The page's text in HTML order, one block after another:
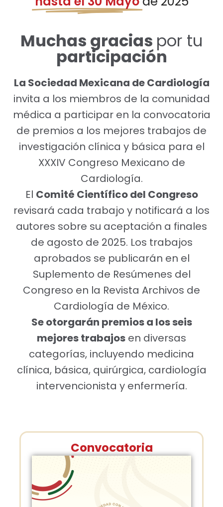
Muchas gracias por tu
participación
La Sociedad Mexicana de Cardiología
invita a los miembros de la comunidad
médica a participar en la convocatoria
de premios a los mejores trabajos de
investigación clínica y básica para el
XXXIV Congreso Mexicano de
Cardiología.
El Comité Científico del Congreso
revisará cada trabajo y notificará a los
autores sobre su aceptación a finales
de agosto de 2025. Los trabajos
aprobados se publicarán en el
Suplemento de Resúmenes del
Congreso en la Revista Archivos de
Cardiología de México.
Se otorgarán premios a los seis
mejores trabajos en diversas
categorías, incluyendo medicina
clínica, básica, quirúrgica, cardiología
intervencionista y enfermería.
Convocatoria